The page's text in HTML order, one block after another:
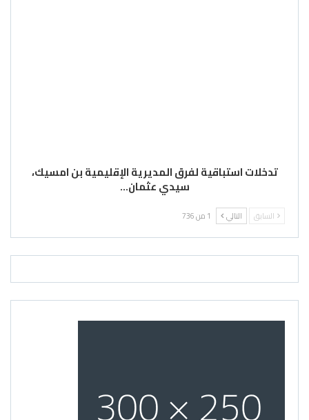
تدخلات استباقية لفرق المديرية الإقليمية بن امسيك،
سيدي عثمان…
السابق التالي 1 من 736